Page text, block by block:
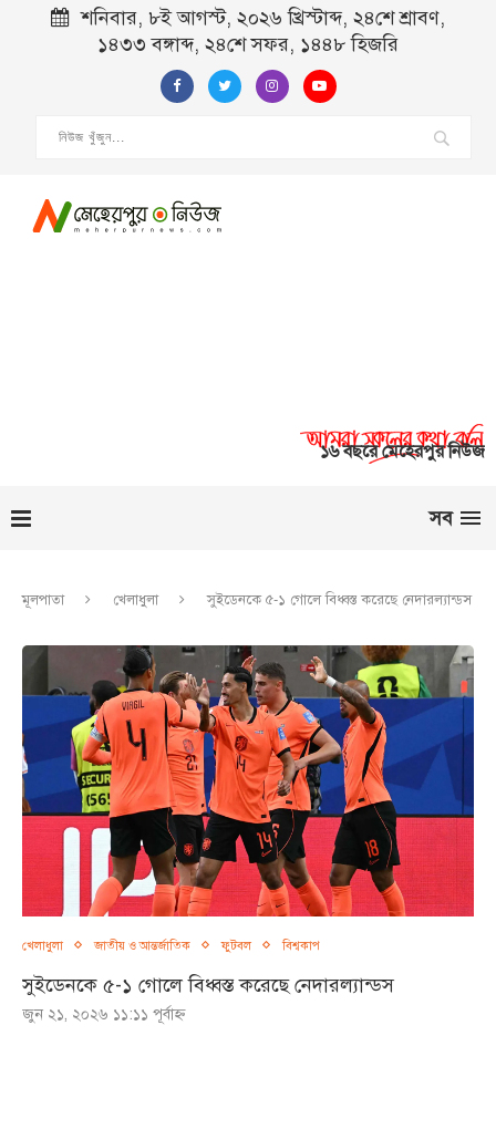
শনিবার, ৮ই আগস্ট, ২০২৬ খ্রিস্টাব্দ, ২৪শে শ্রাবণ,
১৪৩৩ বঙ্গাব্দ, ২৪শে সফর, ১৪৪৮ হিজরি
১৬ বছরে মেহেরপুর নিউজ
সব
মূলপাতা খেলাধুলা সুইডেনকে ৫-১ গোলে বিধ্বস্ত করেছে নেদারল্যান্ডস
খেলাধুলা জাতীয় ও আন্তর্জাতিক ফুটবল বিশ্বকাপ
সুইডেনকে ৫-১ গোলে বিধ্বস্ত করেছে নেদারল্যান্ডস
জুন ২১, ২০২৬ ১১:১১ পূর্বাহ্ণ